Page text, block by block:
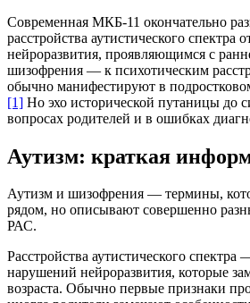
Современная МКБ-11 окончательно
расстройства аутистического спектра
нейроразвития, проявляющимся с
шизофрения — к психотическим
обычно манифестируют в
[1] Но эхо исторической путаницы до
вопросах родителей и в ошибках
Аутизм: краткая
Аутизм и шизофрения — термины,
рядом, но описывают совершенно
РАС.
Расстройства аутистического спектра
нарушений нейроразвития, которые
возраста. Обычно первые признаки